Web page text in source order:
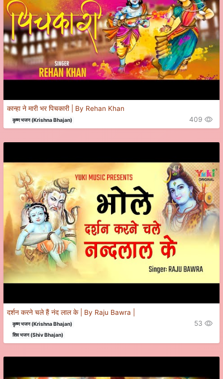
कान्हा ने मारी भर पिचकारी | By Rehan Khan
कृष्ण भजन (Krishna Bhajan) 409
दर्शन करने चले हैं नंद लाल के | By Raju Bawra |
कृष्ण भजन (Krishna Bhajan)
शिव भजन (Shiv Bhajan)
53